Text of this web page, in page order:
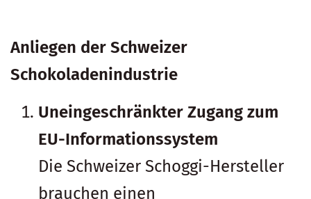
Anliegen der Schweizer
Schokoladenindustrie
Uneingeschränkter Zugang zum
EU-Informationssystem
Die Schweizer Schoggi-Hersteller
brauchen einen